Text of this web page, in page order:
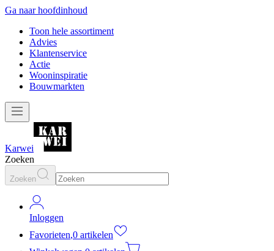
Ga naar hoofdinhoud
Toon hele assortiment
Advies
Klantenservice
Actie
Wooninspiratie
Bouwmarkten
Karwei
Zoeken
Zoeken
Inloggen
Favorieten,0 artikelen